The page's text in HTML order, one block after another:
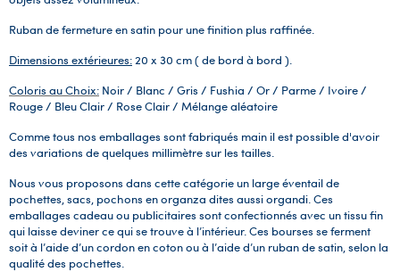
Ruban de fermeture en satin pour une finition plus raffinée.
Dimensions extérieures:20 x 30 cm ( de bord à bord ).
Coloris au Choix: Noir / Blanc / Gris / Fushia / Or / Parme / Ivoire /
Rouge / Bleu Clair / Rose Clair / Mélange aléatoire
Comme tous nos emballages sont fabriqués main il est possible d'avoir
des variations de quelques millimètre sur les tailles.
Nous vous proposons dans cette catégorie un large éventail de
pochettes, sacs, pochons en organza dites aussi organdi. Ces
emballages cadeau ou publicitaires sont confectionnés avec un tissu fin
qui laisse deviner ce qui se trouve à l’intérieur. Ces bourses se ferment
soit à l’aide d’un cordon en coton ou à l’aide d’un ruban de satin, selon la
qualité des pochettes.